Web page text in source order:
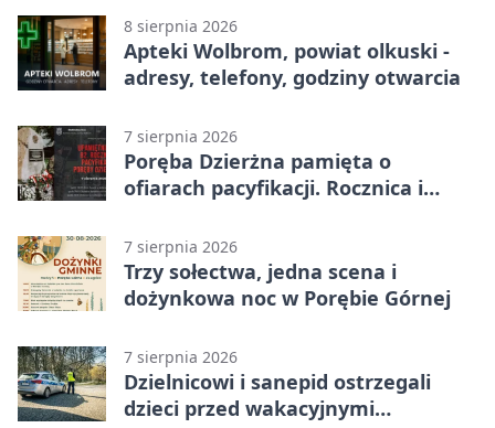
8 sierpnia 2026
Apteki Wolbrom, powiat olkuski -
adresy, telefony, godziny otwarcia
7 sierpnia 2026
Poręba Dzierżna pamięta o
ofiarach pacyfikacji. Rocznica i
7 sierpnia 2026
Trzy sołectwa, jedna scena i
dożynkowa noc w Porębie Górnej
7 sierpnia 2026
Dzielnicowi i sanepid ostrzegali
dzieci przed wakacyjnymi